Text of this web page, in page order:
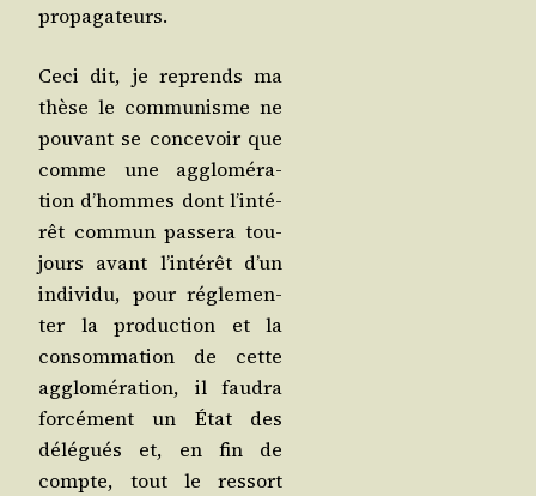
propagateurs.
Ceci dit, je reprends ma
thèse le com­mu­nisme ne
pou­vant se conce­voir que
comme une agglo­mé­ra­
tion d’hommes dont l’in­té­
rêt com­mun pas­se­ra tou­
jours avant l’in­té­rêt d’un
indi­vi­du, pour régle­men­
ter la pro­duc­tion et la
consom­ma­tion de cette
agglo­mé­ra­tion, il fau­dra
for­cé­ment un État des
délé­gués et, en fin de
compte, tout le res­sort